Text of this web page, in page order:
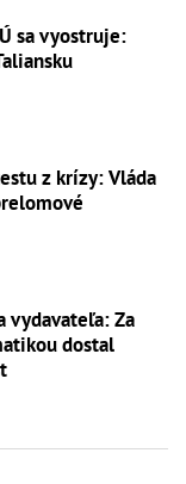
sa vyostruje:
z krízy: Vláda
vydavateľa: Za
dostal